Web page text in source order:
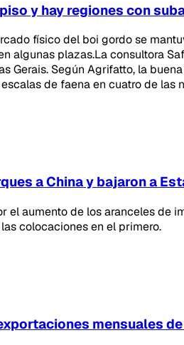
y hay regiones con
físico del boi gordo se
algunas plazas.La consultora
Gerais. Según Agrifatto, la
de faena en cuatro de
a China y bajaron a
el aumento de los aranceles de
colocaciones en el primero.
mensuales de